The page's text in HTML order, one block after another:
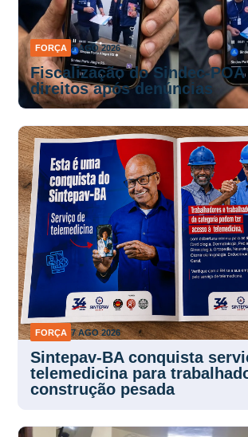
FORÇA 7 AGO 2026
Fiscalização do Sindec-
direitos após denúncias
FORÇA 7 AGO 2026
Sintepav-BA conquista
telemedicina para
construção pesada